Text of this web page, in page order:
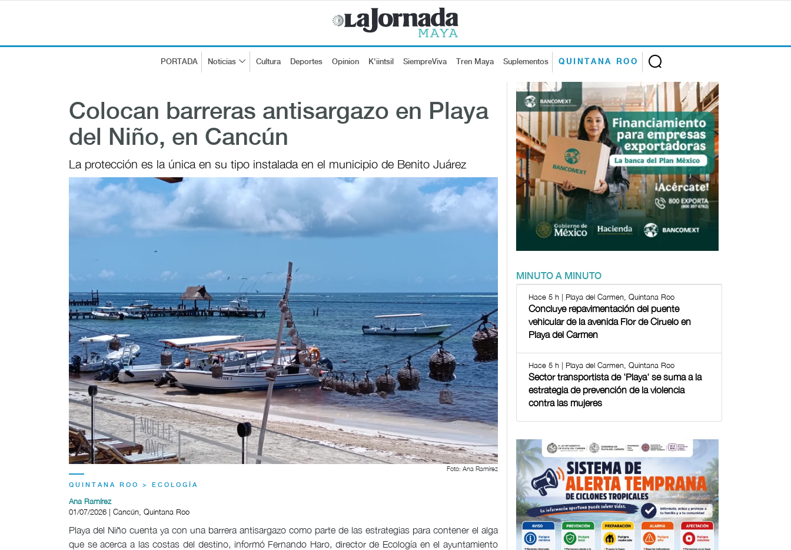
PORTADA Noticias Cultura Deportes Opinion K'iintsil SiempreViva Tren Maya Suplementos QUINTANA ROO
Colocan barreras antisargazo en Playa
del Niño, en Cancún
La protección es la única en su tipo instalada en el municipio de Benito Juárez
Foto: Ana Ramírez
QUINTANA ROO > ECOLOGÍA
Ana Ramírez
01/07/2026 | Cancún, Quintana Roo
Playa del Niño cuenta ya con una barrera antisargazo como parte de las estrategias para contener el alga
que se acerca a las costas del destino, informó Fernando Haro, director de Ecología en el ayuntamiento
MINUTO A MINUTO
Hace 5 h | Playa del Carmen, Quintana Roo
Concluye repavimentación del puente
vehicular de la avenida Flor de Ciruelo en
Playa del Carmen
Hace 5 h | Playa del Carmen, Quintana Roo
Sector transportista de 'Playa' se suma a la
estrategia de prevención de la violencia
contra las mujeres